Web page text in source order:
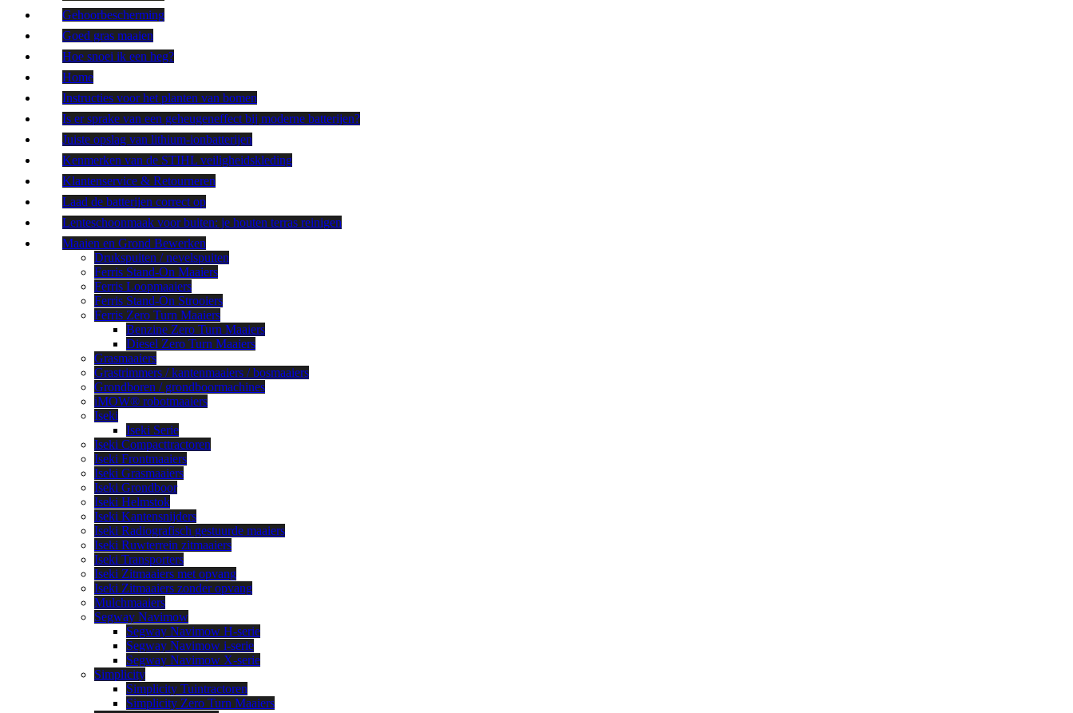
Gehoorbescherming
Goed gras maaien
Hoe snoei ik een heg?
Home
Instructies voor het planten van bomen
Is er sprake van een geheugeneffect bij moderne batterijen?
Juiste opslag van lithium-ionbatterijen
Kenmerken van de STIHL veiligheidskleding
Klantenservice & Retourneren
Laad de batterijen correct op
Lenteschoonmaak voor buiten: je houten terras reinigen
Maaien en Grond Bewerken
Drukspuiten / nevelspuiten
Ferris Stand-On Maaiers
Ferris Loopmaaiers
Ferris Stand-On Strooiers
Ferris Zero Turn Maaiers
Benzine Zero Turn Maaiers
Diesel Zero Turn Maaiers
Grasmaaiers
Grastrimmers / kantenmaaiers / bosmaaiers
Grondboren / grondboormachines
iMOW® robotmaaiers
Iseki
Iseki Serie
Iseki Compacttractoren
Iseki Frontmaaiers
Iseki Grasmaaiers
Iseki Grondboor
Iseki Helmstok
Iseki Kantensnijders
Iseki Radiografisch gestuurde maaiers
Iseki Ruwterrein zitmaaiers
Iseki Transporters
Iseki Zitmaaiers met opvang
Iseki Zitmaaiers zonder opvang
Mulchmaaiers
Segway Navimow
Segway Navimow H-serie
Segway Navimow i-serie
Segway Navimow X-serie
Simplicity
Simplicity Tuintractoren
Simplicity Zero Turn Maaiers